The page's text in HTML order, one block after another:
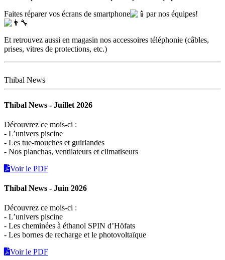
Faites réparer vos écrans de smartphone
par nos équipes!
Et retrouvez aussi en magasin nos accessoires téléphonie (câbles,
prises, vitres de protections, etc.)
Thibal News
Thibal News - Juillet 2026
Découvrez ce mois-ci :
- L’univers piscine
- Les tue-mouches et guirlandes
- Nos planchas, ventilateurs et climatiseurs
Voir le PDF
Thibal News - Juin 2026
Découvrez ce mois-ci :
- L’univers piscine
- Les cheminées à éthanol SPIN d’Höfats
- Les bornes de recharge et le photovoltaïque
Voir le PDF